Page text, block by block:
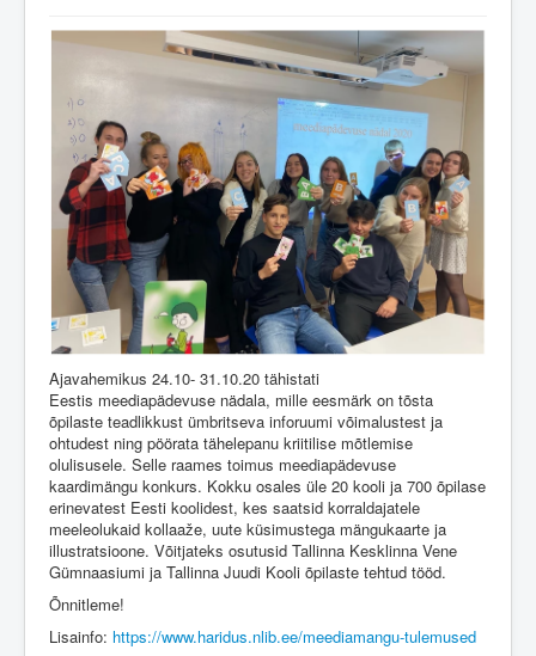
Ajavahemikus 24.10- 31.10.20 tähistati
Eestis meediapädevuse nädala, mille eesmärk on tõsta
õpilaste teadlikkust ümbritseva inforuumi võimalustest ja
ohtudest ning pöörata tähelepanu kriitilise mõtlemise
olulisusele. Selle raames toimus meediapädevuse
kaardimängu konkurs. Kokku osales üle 20 kooli ja 700 õpilase
erinevatest Eesti koolidest, kes saatsid korraldajatele
meeleolukaid kollaaže, uute küsimustega mängukaarte ja
illustratsioone. Võitjateks osutusid Tallinna Kesklinna Vene
Gümnaasiumi ja Tallinna Juudi Kooli õpilaste tehtud tööd.
Õnnitleme!
Lisainfo: https://www.haridus.nlib.ee/meediamangu-tulemused